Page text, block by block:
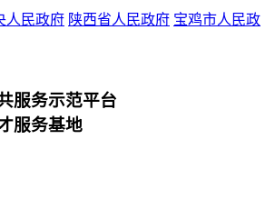
人民政府 陕西省人民政府 宝鸡市人民政
服务示范平台
服务基地